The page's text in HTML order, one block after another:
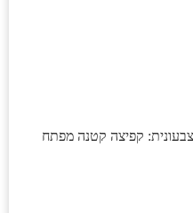
צבעונית: קפיצה קטנה מפתח